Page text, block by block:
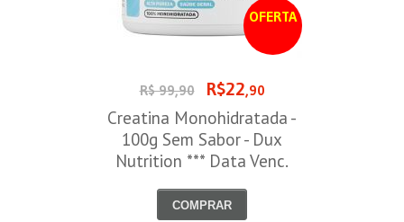
OFERTA
R$ 99,90 R$22,90
Creatina Monohidratada -
100g Sem Sabor - Dux
Nutrition *** Data Venc.
COMPRAR